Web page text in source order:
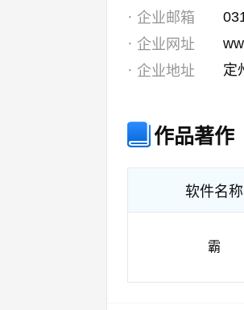
企业邮箱
企业网址
企业地址
定
作品著作
软件名称
霸